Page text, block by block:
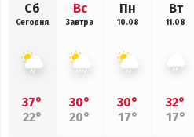
Сб
Сегодня
37°
22°
Вс
Завтра
30°
20°
Пн
10.08
30°
17°
Вт
11.08
32°
17°